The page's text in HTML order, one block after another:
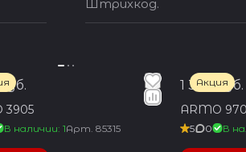
Штрихкод.
3905
В наличии: 1Арт.85315
Акция
1 350 руб.
ARMO
5 0 В